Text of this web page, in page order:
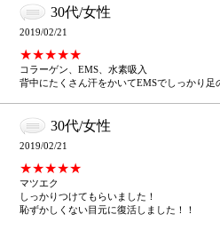
30代/女性
2019/02/21
★★★★★
コラーゲン、EMS、水素吸入
背中にたくさん汗をかいてEMSでしっかり足
30代/女性
2019/02/21
★★★★★
マツエク
しっかりつけてもらいました！
恥ずかしくない目元に復活しました！！